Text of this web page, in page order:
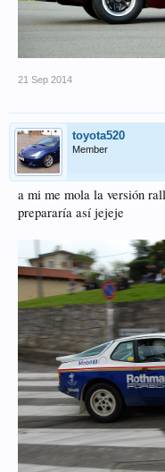
21 Sep 2014
toyota520
Member
a mi me mola la versión
prepararía así jejeje